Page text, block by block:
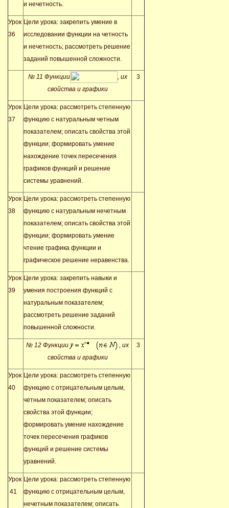
и нечетность.
Урок
36
Цели урока: закрепить умение в
исследовании функции на четность
и нечетность; рассмотреть решение
заданий повышенной сложности.
№ 11 Функции
, их
свойства и графики
3
Урок
37
Цели урока: рассмотреть степенную
функцию с натуральным четным
показателем; описать свойства этой
функции; формировать умение
нахождение точек пересечения
графиков функций и решение
системы уравнений.
Урок
38
Цели урока: рассмотреть степенную
функцию с натуральным нечетным
показателем; описать свойства этой
функции; формировать умение
чтение графика функции и
графическое решение неравенства.
Урок
39
Цели урока: закрепить навыки и
умения построения функций с
натуральным показателем;
рассмотреть решение заданий
повышенной сложности.
№ 12 Функции
, их
свойства и графики
3
Урок
40
Цели урока: рассмотреть степенную
функцию с отрицательным целым,
четным показателем; описать
свойства этой функции;
формировать умение нахождение
точек пересечения графиков
функций и решение системы
уравнений.
Урок
41
Цели урока: рассмотреть степенную
функцию с отрицательным целым,
нечетным показателем; описать